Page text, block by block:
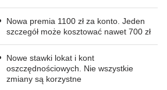
Nowa premia 1100 zł za konto. Jeden
szczegół może kosztować nawet 700 zł
Nowe stawki lokat i kont
oszczędnościowych. Nie wszystkie
zmiany są korzystne